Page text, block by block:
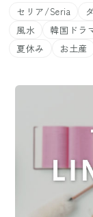
セリア/Seria
風水
韓国ドラ
夏休み
お土産